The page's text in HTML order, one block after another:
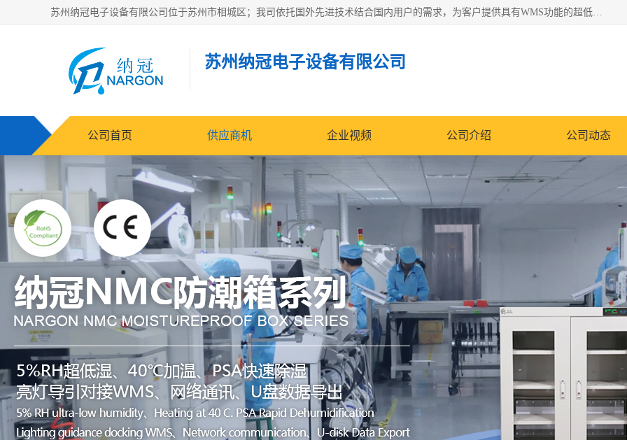
苏州纳冠电子设备有限公司位于苏州市相城区；我司依托国外先进技术结合国内用户的需求，为客户提供具有WMS功能的超低湿快速除湿电子防潮，压缩空气连续干燥柜、智能物料管理氮气储物柜、自制氮氮气柜、防潮氮气组合柜、不锈钢洁净氮气柜、洁净储物柜、石墨舟柜、亮灯导引丝网板存储柜、PCB柔性板气密干燥柜等
苏州纳冠电子设备有限公司
公司首页 供应商机 企业视频 公司介绍 公司动态